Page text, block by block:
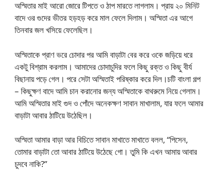
অস্মিতার মাই আরো জোরে টিপতে ও ঠাপ মারতে লাগলাম। প্রায় ২০ মিনিট
বাদে ওর গুদের ভীতর হড়হড় করে মাল ফেলে দিলাম। অস্মিতা এর আগে
তিনবার জল খসিয়ে ফেলেছিল।
অস্মিতাকে প্রাণ ভরে চোদার পর আমি বাড়াটা বের করে ওকে জড়িয়ে ধরে
একটু বিশ্রাম করলাম। আমাদের চোদাচুদির ফলে কিছু রক্ত ও কিছু বীর্য
বিছানায় পড়ে গেল। পরে সেটা অস্মিতাই পরিষ্কার করে দিল।চটি বাংলা গল্প
– কিছুক্ষণ বাদে আমি চান করানোর জন্য অস্মিতাকে বাথরুমে নিয়ে গেলাম।
আমি অস্মিতার মাই গুদ ও পোঁদে অনেকক্ষণ সাবান মাখালাম, যার ফলে আমার
বাড়াটা আবার ঠাটিয়ে উঠেছিল।
অস্মিতা আমার বাড়া আর বিচিতে সাবান মাখাতে মাখাতে বলল, “পিসেন,
তোমার বাড়াটা তো আবার ঠাটিয়ে উঠেছে গো। তুমি কি এখন আমায় আবার
চুদবে নাকি?”